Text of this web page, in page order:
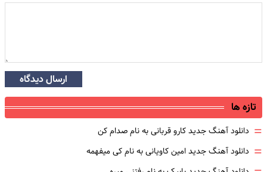
ارسال دیدگاه
تازه ها
= دانلود آهنگ جدید کارو قربانی به نام صدام کن
= دانلود آهنگ جدید امین کاویانی به نام کی میفهمه